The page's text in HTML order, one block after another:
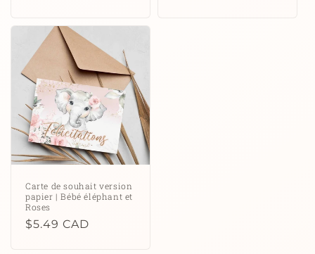
Carte de souhait version
papier | Bébé éléphant et
Roses
Prix
$5.49 CAD